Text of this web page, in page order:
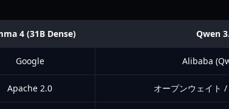
4 (31B Dense) Qwen
Google Alibaba
Apache 2.0 オープンウェイト